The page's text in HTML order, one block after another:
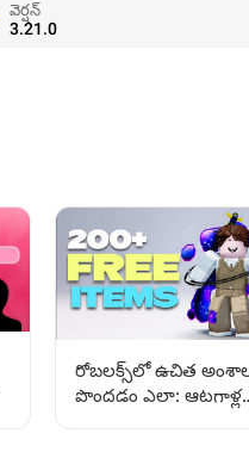
వెర్షన్
3.21.0
రోబ‌లక్స్‌లో ఉచిత
పొందడం ఎలా: ఆటగాళ్ల